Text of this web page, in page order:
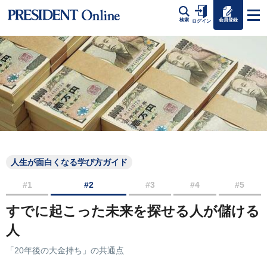
検索 ログイン 会員登録
人生が面白くなる学び方ガイド
#1 #2 #3 #4 #5
すでに起こった未来を探せる人が儲ける
人
「20年後の大金持ち」の共通点